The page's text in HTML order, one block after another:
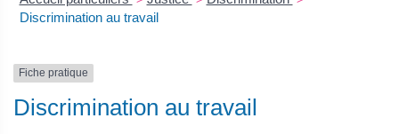
Discrimination au travail
Fiche pratique
Discrimination au travail